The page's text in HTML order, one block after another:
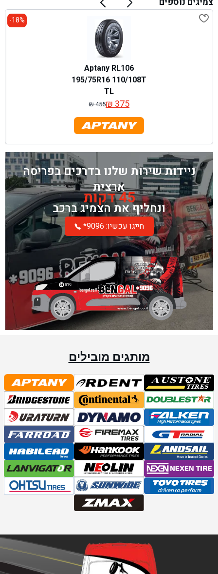
18%-
Aptany RL106
195/75R16 110/108T
TL
₪455
המחיר
המקורי
היה:
₪ 455.
₪375 המחיר
הנוכחי
הוא:
₪ 375.
ניידות שירות שלנו בדרכים בפריסה
ארצית
45 דקות
ונחליף את הצמיג ברכב
*חייגו עכשיו: 9096
מותגים מובילים